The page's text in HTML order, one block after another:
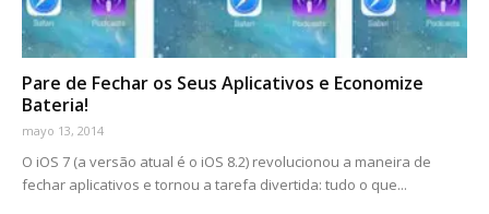
Pare de Fechar os Seus Aplicativos e Economize
Bateria!
mayo 13, 2014
O iOS 7 (a versão atual é o iOS 8.2) revolucionou a maneira de
fechar aplicativos e tornou a tarefa divertida: tudo o que...